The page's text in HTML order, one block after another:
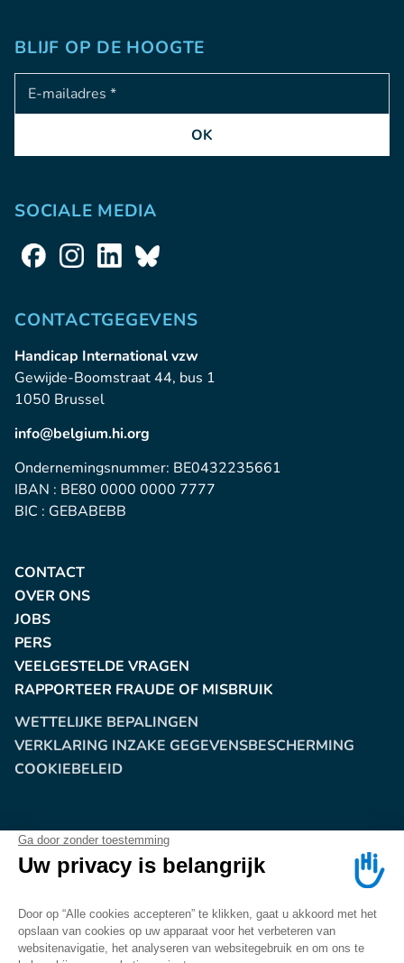
BLIJF OP DE HOOGTE
Adresse e-mail
OK
SOCIALE MEDIA
CONTACTGEGEVENS
Handicap International vzw
Gewijde-Boomstraat 44, bus 1
1050 Brussel
info@belgium.hi.org
Ondernemingsnummer: BE0432235661
IBAN : BE80 0000 0000 7777
BIC : GEBABEBB
CONTACT
OVER ONS
JOBS
PERS
VEELGESTELDE VRAGEN
RAPPORTEER FRAUDE OF MISBRUIK
WETTELIJKE BEPALINGEN
VERKLARING INZAKE GEGEVENSBESCHERMING
COOKIEBELEID